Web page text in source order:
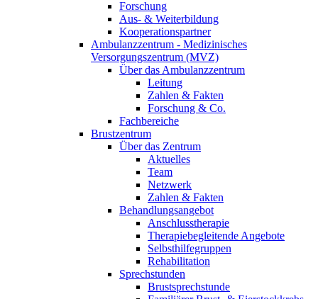
Forschung
Aus- & Weiterbildung
Kooperationspartner
Ambulanzzentrum - Medizinisches
Versorgungszentrum (MVZ)
Über das Ambulanzzentrum
Leitung
Zahlen & Fakten
Forschung & Co.
Fachbereiche
Brustzentrum
Über das Zentrum
Aktuelles
Team
Netzwerk
Zahlen & Fakten
Behandlungsangebot
Anschlusstherapie
Therapiebegleitende Angebote
Selbsthilfegruppen
Rehabilitation
Sprechstunden
Brustsprechstunde